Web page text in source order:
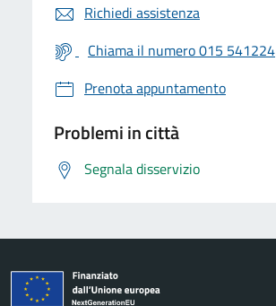
Richiedi assistenza
Chiama il numero 015 541224
Prenota appuntamento
Problemi in città
Segnala disservizio